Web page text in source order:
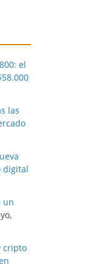
el
las
digital
un
cripto